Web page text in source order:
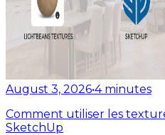
August 3, 2026•4 minutes
Comment utiliser les
SketchUp